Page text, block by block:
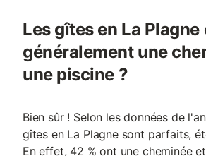
Les gîtes en La
généralement une
une piscine ?
Bien sûr ! Selon les données de
gîtes en La Plagne sont parfaits,
En effet, 42 % ont une cheminée